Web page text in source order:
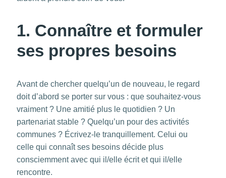
1. Connaître et formuler
ses propres besoins
Avant de chercher quelqu’un de nouveau, le regard
doit d’abord se porter sur vous : que souhaitez-vous
vraiment ? Une amitié plus le quotidien ? Un
partenariat stable ? Quelqu’un pour des activités
communes ? Écrivez-le tranquillement. Celui ou
celle qui connaît ses besoins décide plus
consciemment avec qui il/elle écrit et qui il/elle
rencontre.